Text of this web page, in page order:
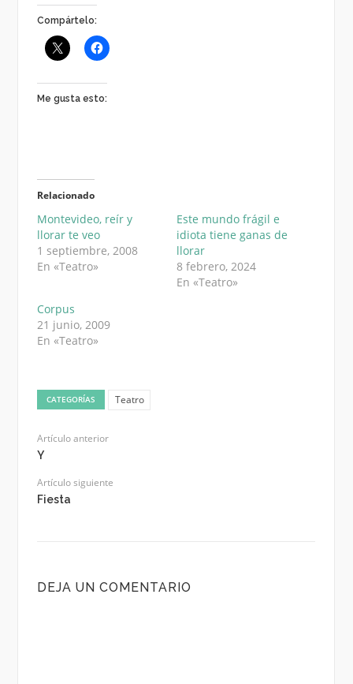
Compártelo:
Me gusta esto:
Relacionado
Montevideo, reír y
llorar te veo
1 septiembre, 2008
En «Teatro»
Este mundo frágil e
idiota tiene ganas de
llorar
8 febrero, 2024
En «Teatro»
Corpus
21 junio, 2009
En «Teatro»
CATEGORÍAS Teatro
Artículo anterior
Y
Artículo siguiente
Fiesta
DEJA UN COMENTARIO